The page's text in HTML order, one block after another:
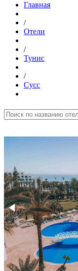
Главная
/
Отели
/
Тунис
/
Сусс